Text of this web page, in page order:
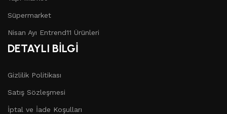
Süpermarket
Nisan Ayı Entrend11 Ürünleri
DETAYLI BİLGİ
Gizlilik Politikası
Satış Sözleşmesi
İptal ve İade Koşulları